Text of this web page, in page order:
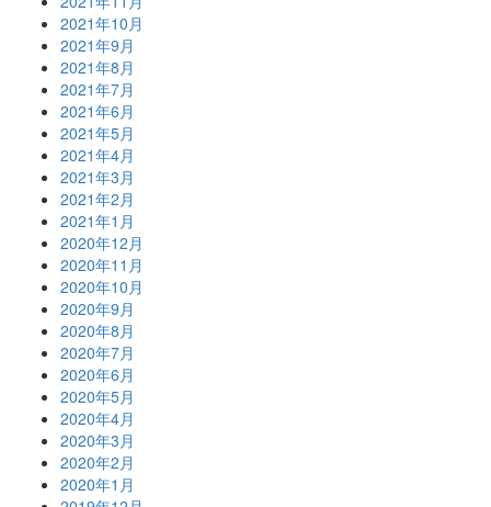
2021年10月
2021年9月
2021年8月
2021年7月
2021年6月
2021年5月
2021年4月
2021年3月
2021年2月
2021年1月
2020年12月
2020年11月
2020年10月
2020年9月
2020年8月
2020年7月
2020年6月
2020年5月
2020年4月
2020年3月
2020年2月
2020年1月